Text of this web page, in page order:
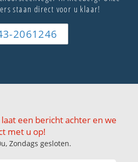
staan direct voor u klaar!
2061246
een bericht achter en we
met u op!
Zondags gesloten.